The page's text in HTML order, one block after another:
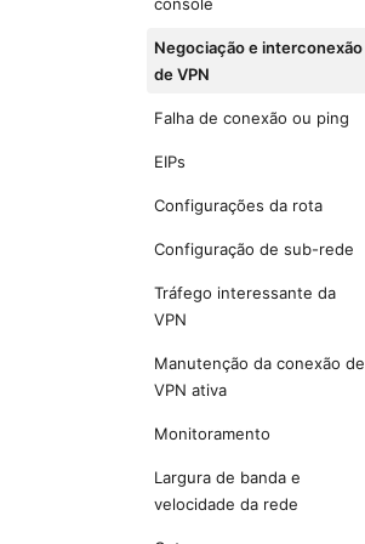
Negociação e interconexão
de VPN
Falha de conexão ou ping
EIPs
Configurações da rota
Configuração de sub-rede
Tráfego interessante da
VPN
Manutenção da conexão de
VPN ativa
Monitoramento
Largura de banda e
velocidade da rede